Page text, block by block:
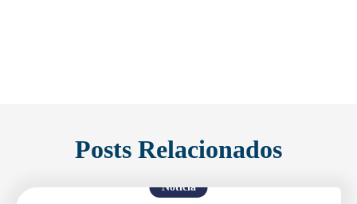
Posts Relacionados
Notícia
Enviei um E-mail